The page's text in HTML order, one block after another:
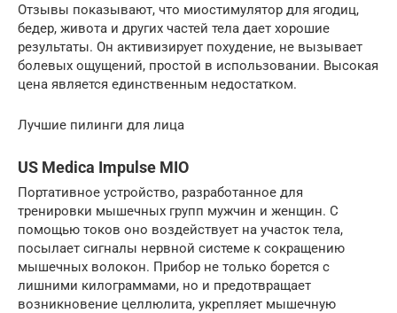
Отзывы показывают, что миостимулятор для ягодиц,
бедер, живота и других частей тела дает хорошие
результаты. Он активизирует похудение, не вызывает
болевых ощущений, простой в использовании. Высокая
цена является единственным недостатком.
Лучшие пилинги для лица
US Medica Impulse MIO
Портативное устройство, разработанное для
тренировки мышечных групп мужчин и женщин. С
помощью токов оно воздействует на участок тела,
посылает сигналы нервной системе к сокращению
мышечных волокон. Прибор не только борется с
лишними килограммами, но и предотвращает
возникновение целлюлита, укрепляет мышечную